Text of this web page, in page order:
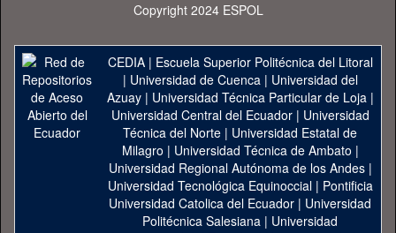
Copyright 2024 ESPOL
CEDIA| Escuela Superior Politécnica del Litoral
| Universidad de Cuenca| Universidad del
Azuay| Universidad Técnica Particular de Loja|
Universidad Central del Ecuador| Universidad
Técnica del Norte | Universidad Estatal de
Milagro | Universidad Técnica de Ambato |
Universidad Regional Autónoma de los Andes|
Universidad Tecnológica Equinoccial| Pontificia
Universidad Catolica del Ecuador | Universidad
Politécnica Salesiana | Universidad